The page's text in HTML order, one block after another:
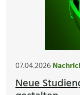
07.04.2026
Neue